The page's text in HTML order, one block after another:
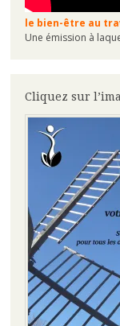
le bien-être au
Une émission à
Cliquez sur